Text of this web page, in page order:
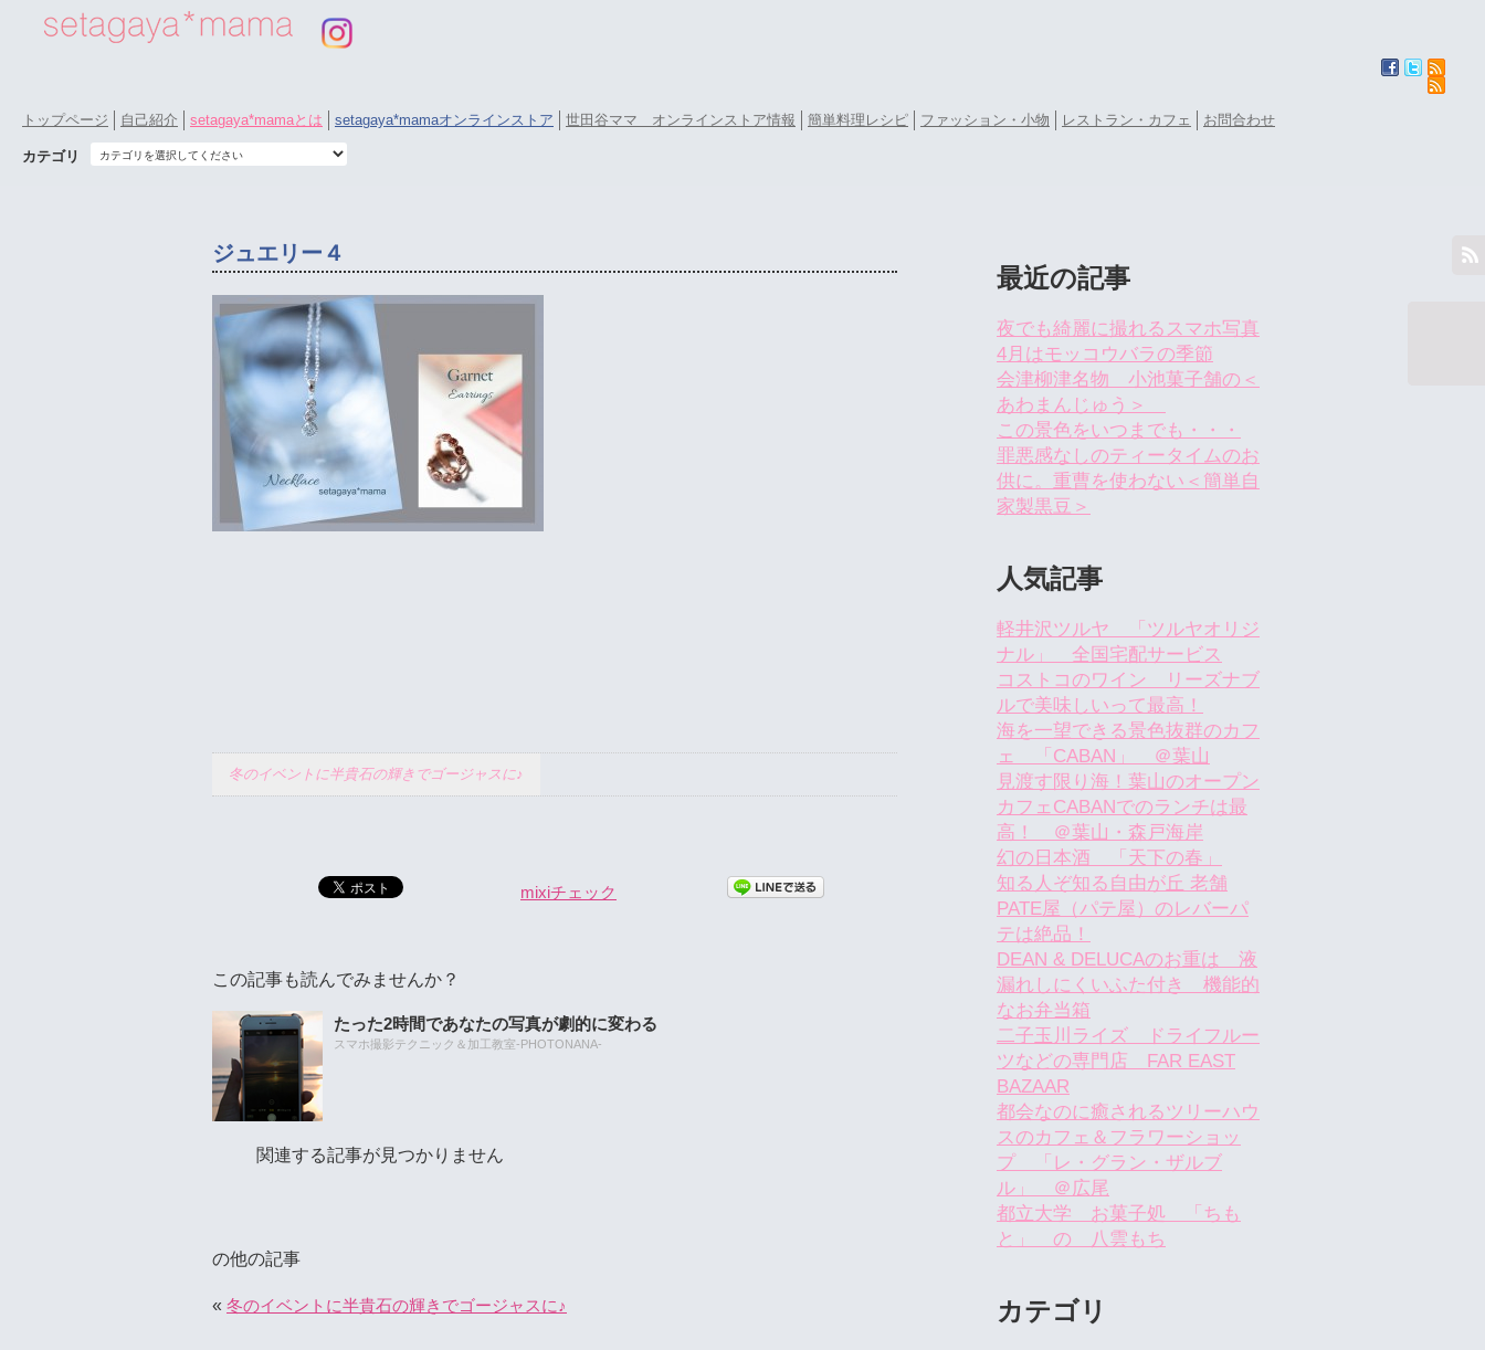
トップページ 自己紹介 setagaya*mamaとは setagaya*mamaオンラインストア 世田谷ママ オンラインストア情報 簡単料理レシピ ファッション・小物 レストラン・カフェ お問合わせ
カテゴリ
ジュエリー４
冬のイベントに半貴石の輝きでゴージャスに♪
mixiチェック
この記事も読んでみませんか？
たった2時間であなたの写真が劇的に変わる
スマホ撮影テクニック＆加工教室-PHOTONANA-
関連する記事が見つかりません
の他の記事
« 冬のイベントに半貴石の輝きでゴージャスに♪
最近の記事
夜でも綺麗に撮れるスマホ写真
4月はモッコウバラの季節
会津柳津名物 小池菓子舗の＜
あわまんじゅう＞
この景色をいつまでも・・・
罪悪感なしのティータイムのお
供に。重曹を使わない＜簡単自
家製黒豆＞
人気記事
軽井沢ツルヤ 「ツルヤオリジ
ナル」 全国宅配サービス
コストコのワイン リーズナブ
ルで美味しいって最高！
海を一望できる景色抜群のカフ
ェ 「CABAN」 ＠葉山
見渡す限り海！葉山のオープン
カフェCABANでのランチは最
高！ ＠葉山・森戸海岸
幻の日本酒 「天下の春」
知る人ぞ知る自由が丘 老舗
PATE屋（パテ屋）のレバーパ
テは絶品！
DEAN & DELUCAのお重は 液
漏れしにくいふた付き 機能的
なお弁当箱
二子玉川ライズ ドライフルー
ツなどの専門店 FAR EAST
BAZAAR
都会なのに癒されるツリーハウ
スのカフェ＆フラワーショッ
プ 「レ・グラン・ザルブ
ル」 ＠広尾
都立大学 お菓子処 「ちも
と」 の 八雲もち
カテゴリ